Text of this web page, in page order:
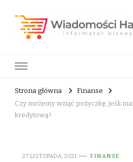
Strona główna
Finanse
Czy możemy wziąć pożyczkę, jeśli
kredytową?
27 LISTOPADA, 2021 FINANSE